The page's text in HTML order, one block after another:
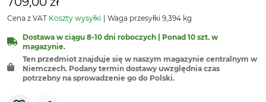
Cena z VAT Koszty wysyłki Waga przesyłki 9,394 kg
Dostawa w ciągu 8-10 dni roboczych | Ponad 10 szt. w
magazynie.
Ten przedmiot znajduje się w naszym magazynie centralnym w
Niemczech. Podany termin dostawy uwzględnia czas
potrzebny na sprowadzenie go do Polski.